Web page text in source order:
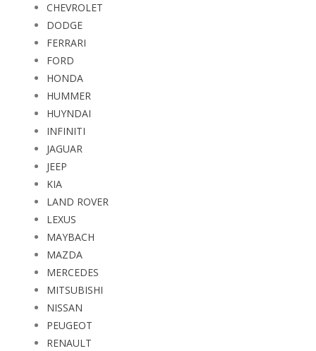
CHEVROLET
DODGE
FERRARI
FORD
HONDA
HUMMER
HUYNDAI
INFINITI
JAGUAR
JEEP
KIA
LAND ROVER
LEXUS
MAYBACH
MAZDA
MERCEDES
MITSUBISHI
NISSAN
PEUGEOT
RENAULT